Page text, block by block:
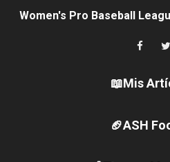
Women's Pro Baseball
Campeonato de Europa en
Campeonato de Europa de
📖Mis
🏈ASH